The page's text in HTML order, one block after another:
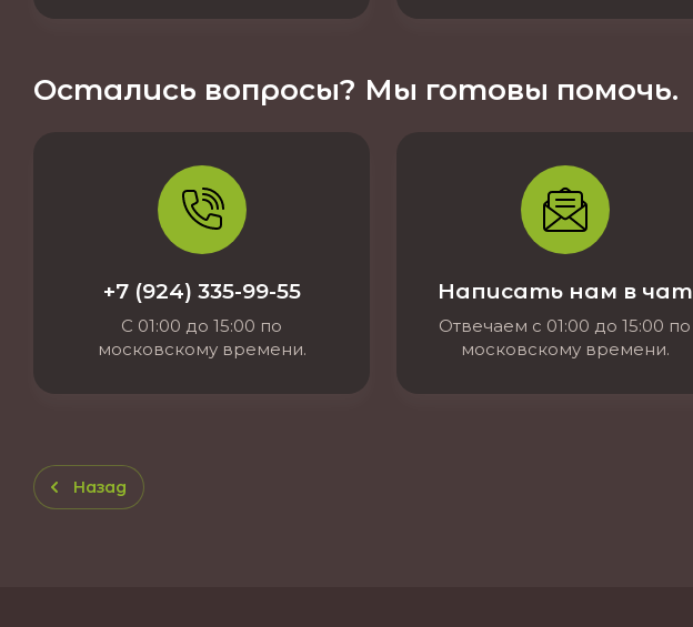
Остались вопросы? Мы готовы помочь.
+7 (924) 335-99-55
С 01:00 до 15:00 по
московскому времени.
Написать нам в чат
Отвечаем с 01:00 до 15:00 по
московскому времени.
Назад